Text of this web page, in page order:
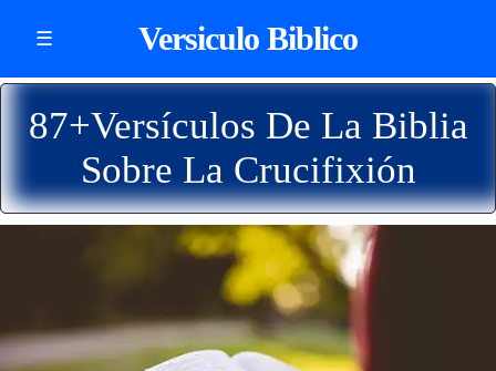
☰ Versiculo Biblico
87+Versículos De La Biblia
Sobre La Crucifixión